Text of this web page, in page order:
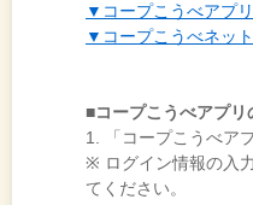
▼コープこうべアプ
▼コープこうべネッ
■コープこうべアプリ
1. 「コープこうべア
※ ログイン情報の入
てください。